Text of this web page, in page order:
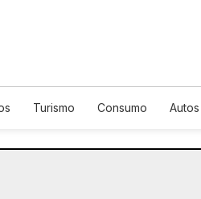
Turismo Consumo
Autos